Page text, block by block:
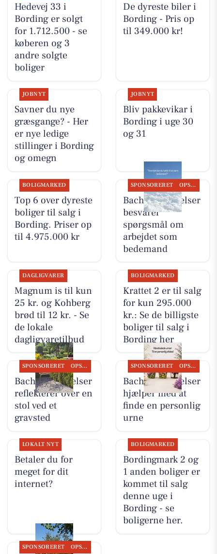
Hedevej 33 i
Bording er solgt
for 1.712.500 - se
køberen og 3
andre solgte
boliger
De dyreste biler i
Bording - Pris op
til 349.000 kr!
JOBNYT
Savner du nye
græsgange? - Her
er nye ledige
stillinger i Bording
og omegn
JOBNYT
Bliv pakkevikar i
Bording i uge 30
og 31
BOLIGMARKED
Top 6 over dyreste
boliger til salg i
Bording. Priser op
til 4.975.000 kr
SPONSORERET OPSLAGSTAVLEN
Bachs Begravelser
besvarer
spørgsmål om
arbejdet som
bedemand
DAGLIGVARER
Magnum is til kun
25 kr. og Kohberg
brød til 12 kr. - Se
de lokale
dagligvaretilbud
BOLIGMARKED
Krattet 2 er til salg
for kun 295.000
kr.: Se de billigste
boliger til salg i
Bording her
SPONSORERET OPSLAGSTAVLEN
Bachs Begravelser
reflekterer over en
stol ved et
gravsted
SPONSORERET OPSLAGSTAVLEN
Bachs Begravelser
hjælper med at
finde en personlig
urne
LOKALT NYT
Betaler du for
meget for dit
internet?
BOLIGMARKED
Bordingmark 2 og
1 anden boliger er
kommet til salg
denne uge i
Bording - se
boligerne her.
SPONSORERET OPSLAGSTAVLEN